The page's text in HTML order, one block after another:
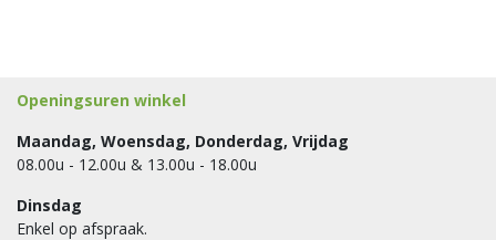
Openingsuren winkel
Maandag, Woensdag, Donderdag, Vrijdag
08.00u - 12.00u & 13.00u - 18.00u
Dinsdag
Enkel op afspraak.